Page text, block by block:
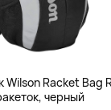
Wilson Racket Bag
черный